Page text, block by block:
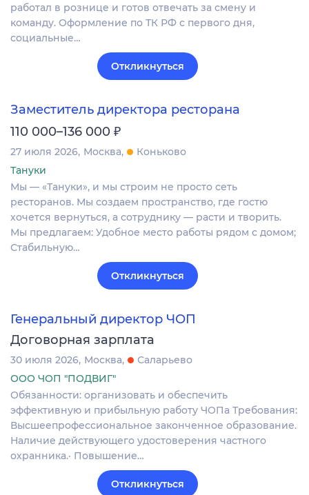
работал в рознице и готов отвечать за смену и
команду. Оформление по ТК РФ с первого дня,
социальные…
Откликнуться
Заместитель директора ресторана
110 000–136 000 ₽
27 июля 2026 Москва
Коньково
Тануки
Мы — «Тануки», и мы строим не просто сеть
ресторанов. Мы создаем пространство, где гостю
хочется вернуться, а сотруднику — расти и творить.
Мы предлагаем: Удобное место работы рядом с домом;
Стабильную…
Откликнуться
Генеральный директор ЧОП
Договорная зарплата
30 июля 2026 Москва
Саларьево
ООО ЧОП "ПОДВИГ"
Обязанности: организовать и обеспечить
эффективную и прибыльную работу ЧОПа Требования:
Высшеепрофессиональное законченное образование.
Наличие действующего удостоверения частного
охранника.· Повышение…
Откликнуться